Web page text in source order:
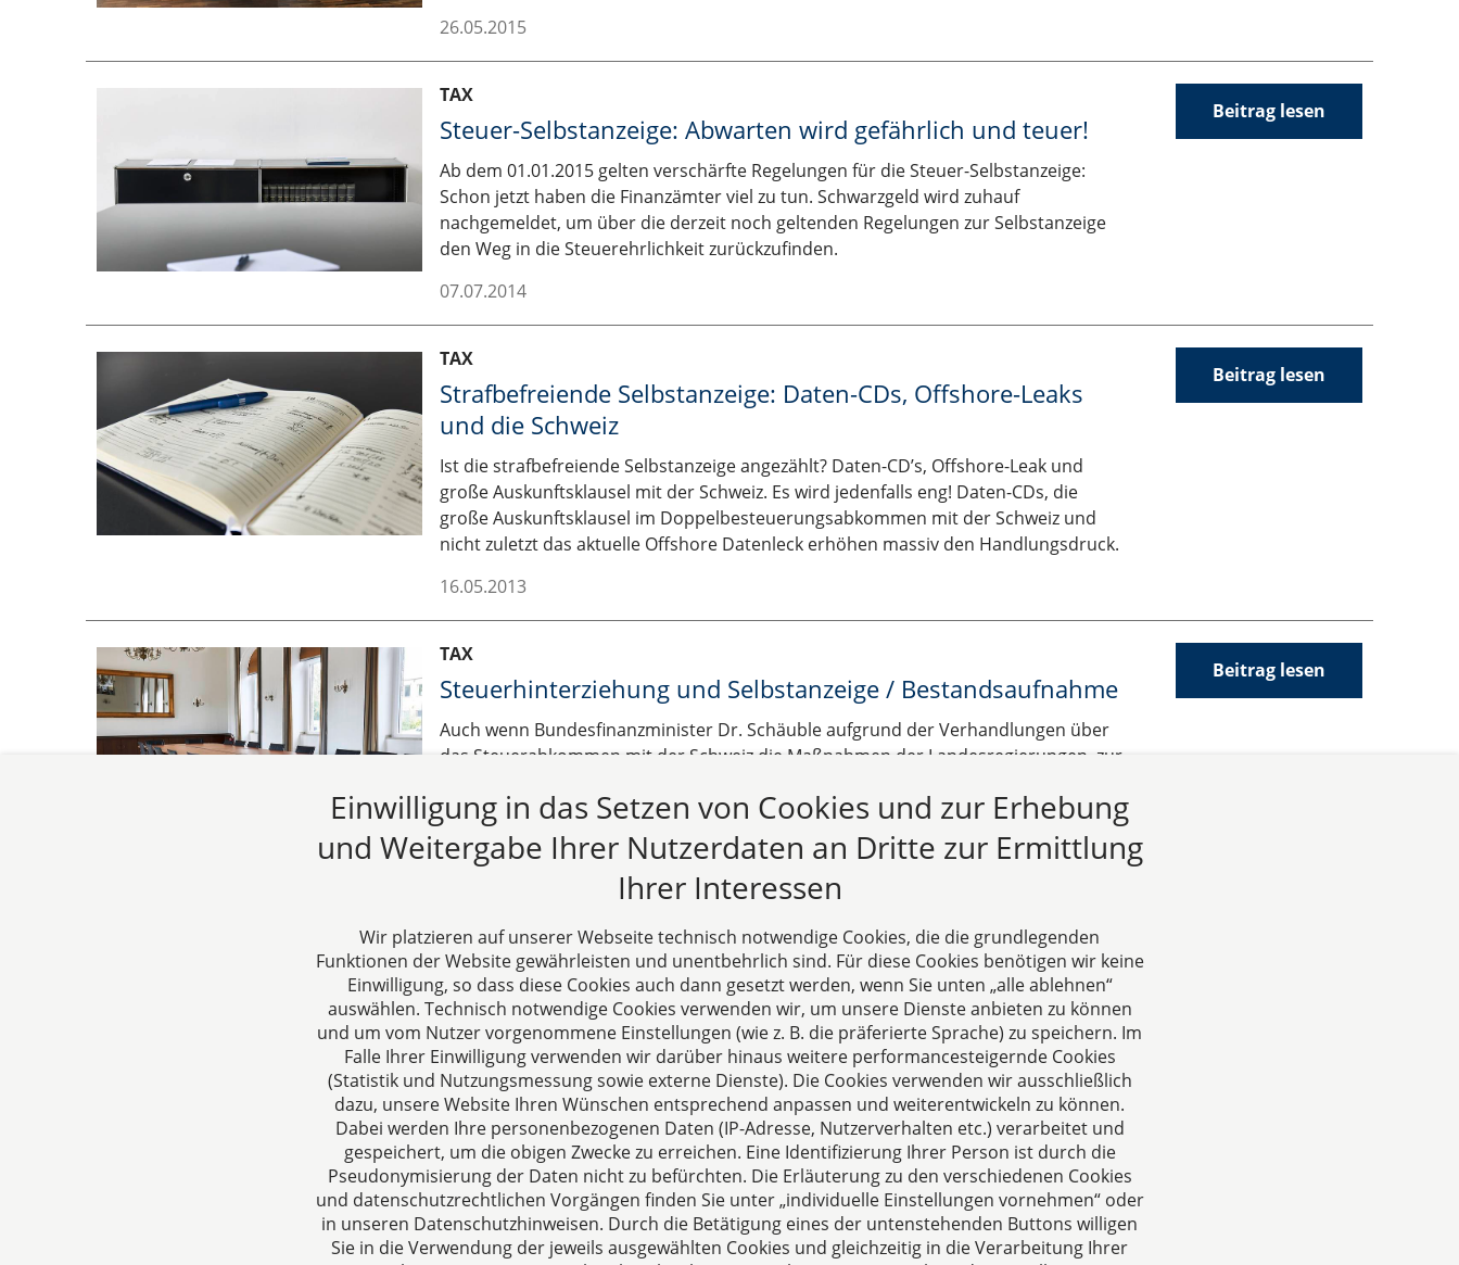
26.05.2015
TAX
Steuer-Selbstanzeige: Abwarten wird gefährlich und teuer!
Ab dem 01.01.2015 gelten verschärfte Regelungen für die Steuer-Selbstanzeige:
Schon jetzt haben die Finanzämter viel zu tun. Schwarzgeld wird zuhauf
nachgemeldet, um über die derzeit noch geltenden Regelungen zur Selbstanzeige
den Weg in die Steuerehrlichkeit zurückzufinden.
07.07.2014
Beitrag lesen
TAX
Strafbefreiende Selbstanzeige: Daten-CDs, Offshore-Leaks
und die Schweiz
Ist die strafbefreiende Selbstanzeige angezählt? Daten-CD’s, Offshore-Leak und
große Auskunftsklausel mit der Schweiz. Es wird jedenfalls eng! Daten-CDs, die
große Auskunftsklausel im Doppelbesteuerungsabkommen mit der Schweiz und
nicht zuletzt das aktuelle Offshore Datenleck erhöhen massiv den Handlungsdruck.
16.05.2013
Beitrag lesen
TAX
Steuerhinterziehung und Selbstanzeige / Bestandsaufnahme
Auch wenn Bundesfinanzminister Dr. Schäuble aufgrund der Verhandlungen über
das Steuerabkommen mit der Schweiz die Maßnahmen der Landesregierungen, zur
Händen Schweizer Bankmitarbeiter nicht gefallen, so erleben wir doch in diesen
Tagen klare Bekenntnisse der Landespolitik zu diesen Maßnahmen.
Beitrag lesen
Über uns
Ihre Ansprechpartner für Fragen
rund um Gesellschaftsrecht,
Steuergestaltung und Vertragsrecht.
Einwilligung in das Setzen von Cookies und zur Erhebung
und Weitergabe Ihrer Nutzerdaten an Dritte zur Ermittlung
Ihrer Interessen
Wir platzieren auf unserer Webseite technisch notwendige Cookies, die die grundlegenden
Funktionen der Website gewährleisten und unentbehrlich sind. Für diese Cookies benötigen wir keine
Einwilligung, so dass diese Cookies auch dann gesetzt werden, wenn Sie unten „alle ablehnen“
auswählen. Technisch notwendige Cookies verwenden wir, um unsere Dienste anbieten zu können
und um vom Nutzer vorgenommene Einstellungen (wie z. B. die präferierte Sprache) zu speichern. Im
Falle Ihrer Einwilligung verwenden wir darüber hinaus weitere performancesteigernde Cookies
(Statistik und Nutzungsmessung sowie externe Dienste). Die Cookies verwenden wir ausschließlich
dazu, unsere Website Ihren Wünschen entsprechend anpassen und weiterentwickeln zu können.
Dabei werden Ihre personenbezogenen Daten (IP-Adresse, Nutzerverhalten etc.) verarbeitet und
gespeichert, um die obigen Zwecke zu erreichen. Eine Identifizierung Ihrer Person ist durch die
Pseudonymisierung der Daten nicht zu befürchten. Die Erläuterung zu den verschiedenen Cookies
und datenschutzrechtlichen Vorgängen finden Sie unter „individuelle Einstellungen vornehmen“ oder
in unseren Datenschutzhinweisen. Durch die Betätigung eines der untenstehenden Buttons willigen
Sie in die Verwendung der jeweils ausgewählten Cookies und gleichzeitig in die Verarbeitung Ihrer